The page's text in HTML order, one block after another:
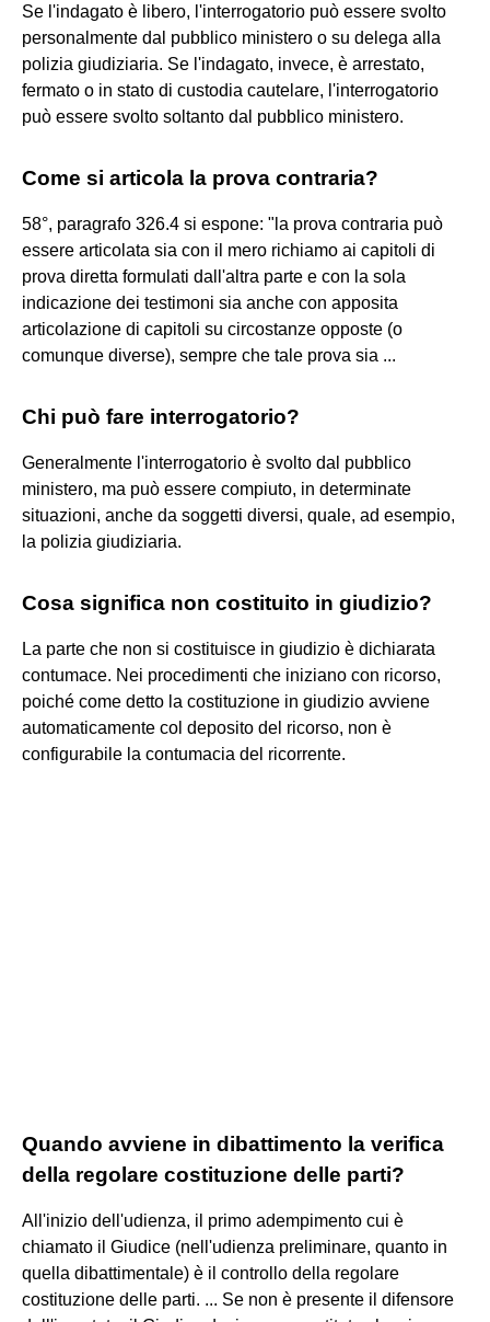
Se l'indagato è libero, l'interrogatorio può essere svolto
personalmente dal pubblico ministero o su delega alla
polizia giudiziaria. Se l'indagato, invece, è arrestato,
fermato o in stato di custodia cautelare, l'interrogatorio
può essere svolto soltanto dal pubblico ministero.
Come si articola la prova contraria?
58°, paragrafo 326.4 si espone: "la prova contraria può
essere articolata sia con il mero richiamo ai capitoli di
prova diretta formulati dall'altra parte e con la sola
indicazione dei testimoni sia anche con apposita
articolazione di capitoli su circostanze opposte (o
comunque diverse), sempre che tale prova sia ...
Chi può fare interrogatorio?
Generalmente l'interrogatorio è svolto dal pubblico
ministero, ma può essere compiuto, in determinate
situazioni, anche da soggetti diversi, quale, ad esempio,
la polizia giudiziaria.
Cosa significa non costituito in giudizio?
La parte che non si costituisce in giudizio è dichiarata
contumace. Nei procedimenti che iniziano con ricorso,
poiché come detto la costituzione in giudizio avviene
automaticamente col deposito del ricorso, non è
configurabile la contumacia del ricorrente.
Quando avviene in dibattimento la verifica
della regolare costituzione delle parti?
All'inizio dell'udienza, il primo adempimento cui è
chiamato il Giudice (nell'udienza preliminare, quanto in
quella dibattimentale) è il controllo della regolare
costituzione delle parti. ... Se non è presente il difensore